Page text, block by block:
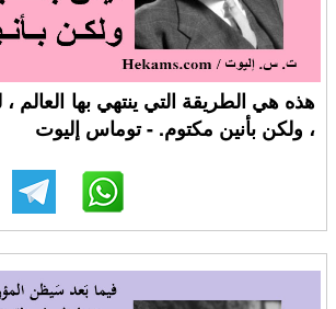
هذه هي الطريقة التي ينتهي بها العالم ،
، ولكن بأنين مكتوم. - توماس إليوت